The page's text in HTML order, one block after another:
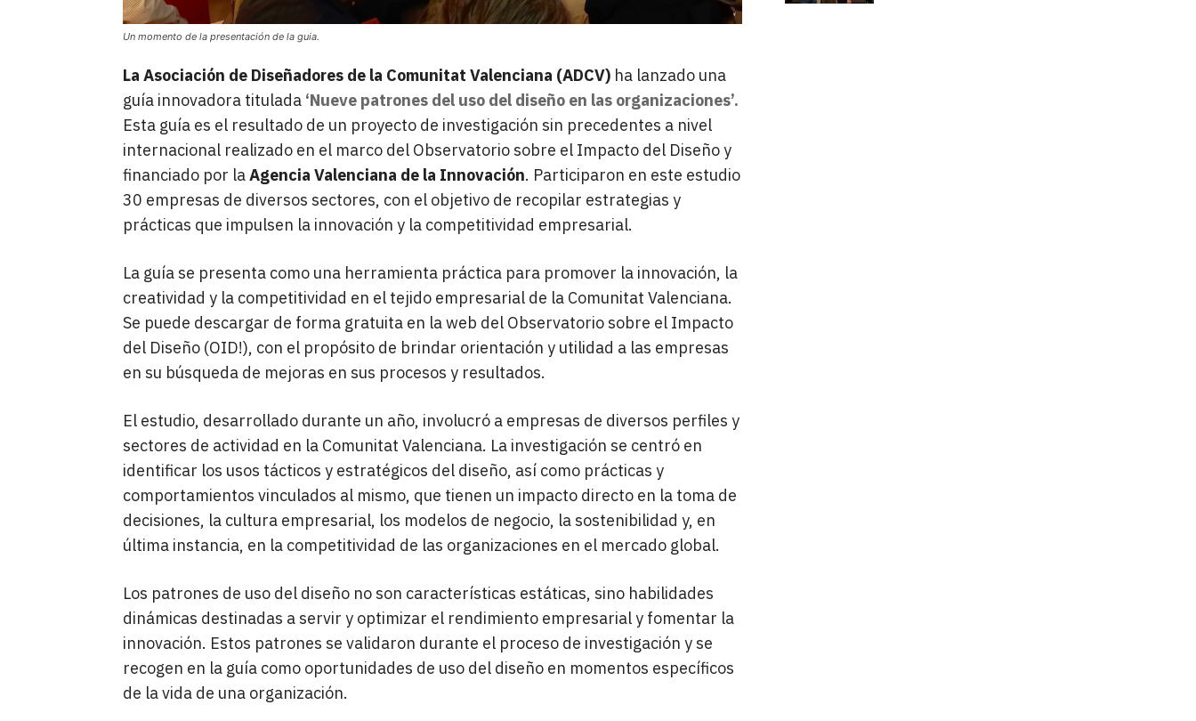
Un momento de la presentación de la guia.
La Asociación de Diseñadores de la Comunitat Valenciana (ADCV) ha lanzado una
guía innovadora titulada ‘Nueve patrones del uso del diseño en las organizaciones’.
Esta guía es el resultado de un proyecto de investigación sin precedentes a nivel
internacional realizado en el marco del Observatorio sobre el Impacto del Diseño y
financiado por laAgencia Valenciana de la Innovación. Participaron en este estudio
30 empresas de diversos sectores, con el objetivo de recopilar estrategias y
prácticas que impulsen la innovación y la competitividad empresarial.
La guía se presenta como una herramienta práctica para promover la innovación, la
creatividad y la competitividad en el tejido empresarial de la Comunitat Valenciana.
Se puede descargar de forma gratuita en la web del Observatorio sobre el Impacto
del Diseño (OID!), con el propósito de brindar orientación y utilidad a las empresas
en su búsqueda de mejoras en sus procesos y resultados.
El estudio, desarrollado durante un año, involucró a empresas de diversos perfiles y
sectores de actividad en la Comunitat Valenciana. La investigación se centró en
identificar los usos tácticos y estratégicos del diseño, así como prácticas y
comportamientos vinculados al mismo, que tienen un impacto directo en la toma de
decisiones, la cultura empresarial, los modelos de negocio, la sostenibilidad y, en
última instancia, en la competitividad de las organizaciones en el mercado global.
Los patrones de uso del diseño no son características estáticas, sino habilidades
dinámicas destinadas a servir y optimizar el rendimiento empresarial y fomentar la
innovación. Estos patrones se validaron durante el proceso de investigación y se
recogen en la guía como oportunidades de uso del diseño en momentos específicos
de la vida de una organización.